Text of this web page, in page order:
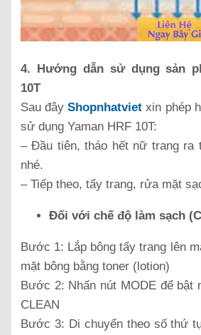
4. Hướng dẫn sử dụng sản
10T
Sau đâyShopnhatviet xin phép
sử dụng Yaman HRF 10T:
– Đầu tiên, tháo hết nữ trang ra
nhé.
– Tiếp theo, tẩy trang, rửa mặt
Đối với chế độ làm sạch
Bước 1: Lắp bông tẩy trang lên
mặt bông bằng toner (lotion)
Bước 2: Nhấn nút MODE để bật
CLEAN
Bước 3: Di chuyển theo số thứ